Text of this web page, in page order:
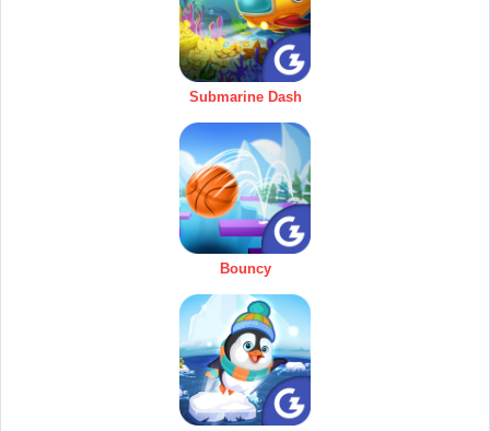
Submarine Dash
Bouncy